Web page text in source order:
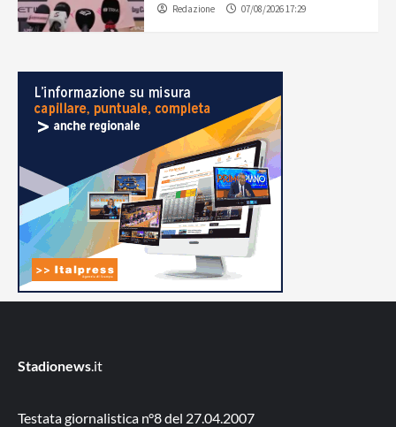
Redazione 07/08/2026 17:29
Stadionews .it
Testata giornalistica n°8 del 27.04.2007